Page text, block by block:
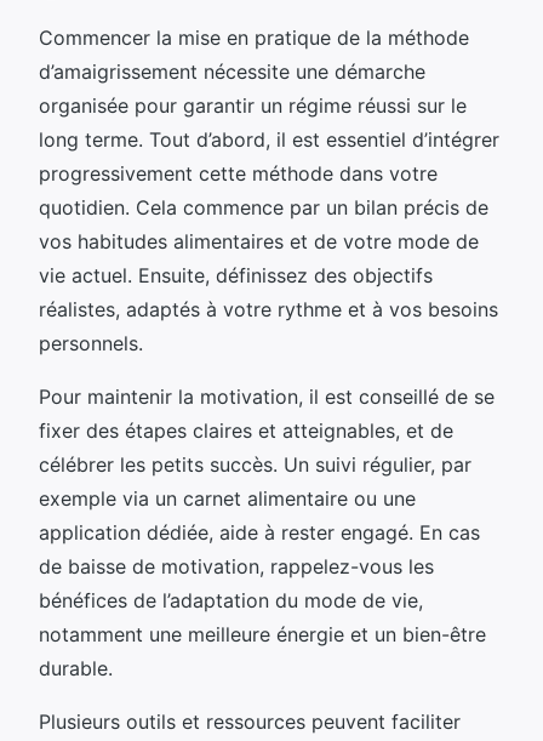
Commencer la mise en pratique de la méthode
d’amaigrissement nécessite une démarche
organisée pour garantir un régime réussi sur le
long terme. Tout d’abord, il est essentiel d’intégrer
progressivement cette méthode dans votre
quotidien. Cela commence par un bilan précis de
vos habitudes alimentaires et de votre mode de
vie actuel. Ensuite, définissez des objectifs
réalistes, adaptés à votre rythme et à vos besoins
personnels.
Pour maintenir la motivation, il est conseillé de se
fixer des étapes claires et atteignables, et de
célébrer les petits succès. Un suivi régulier, par
exemple via un carnet alimentaire ou une
application dédiée, aide à rester engagé. En cas
de baisse de motivation, rappelez-vous les
bénéfices de l’adaptation du mode de vie,
notamment une meilleure énergie et un bien-être
durable.
Plusieurs outils et ressources peuvent faciliter